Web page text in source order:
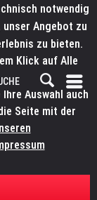
notwendig
unser Angebot zu
zu bieten.
Klick auf Alle
Sie in den
Auswahl auch
Seite mit der